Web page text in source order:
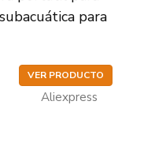
para
VER PRODUCTO
Aliexpress